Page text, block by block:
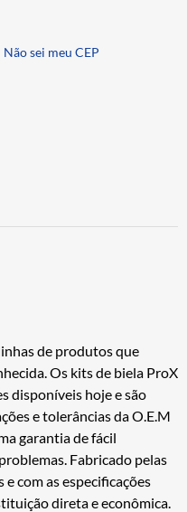
Não sei meu CEP
de produtos que
Os kits de biela ProX
disponíveis hoje e são
e tolerâncias da O.E.M
garantia de fácil
Fabricado pelas
com as especificações
direta e econômica.